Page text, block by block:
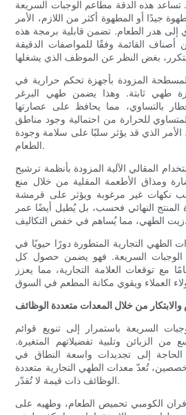
تساعد هذه الدقة مطاعم الوجبات السريعة
جيدًا أو المطهوة أكثر من اللازم، الأمر
إلى هدر الطعام. تضمن قابلية برمجة هذه
القائمة وفقًا للمواصفات الدقيقة
المزودة بأجهزة تحكم حرارية في
طهي ثابتة. وهذا يضمن طهي البرغر
بالتساوي، مما يحافظ على عصارتها
للحرارة من احتمالية وجود مناطق
الذي قد يؤثر سلبًا على سلامة وجودة
الطعام.
المقالي الآلية المزودة بأنظمة ترشيح
ومذاق الأطعمة المقلية من خلال منع
نكهات غير مرغوبة ويؤثر على قرمشة
النهائي فحسب، بل يُطيل أيضًا عمر
زيت الطهي، مما يُساهم في خفض التكاليف.
التجارية المتطورة دورًا حيويًا في
الوجبات السريعة. فهو يضمن حصول كل
مع توقعات العلامة التجارية، مما يعزز
والابتكار من خلال المعدات متعددة الوظائف
السريعة باستمرار إلى تنويع قوائم
الزبائن وتلبية تفضيلاتهم المتغيرة.
الحاجة إلى تجديدات واسعة النطاق في
تُعدّ معدات الطهي التجارية متعددة
الوظائف ذات قيمة لا تُقدّر.
الكومبي تحميص الطعام، وطهيه على